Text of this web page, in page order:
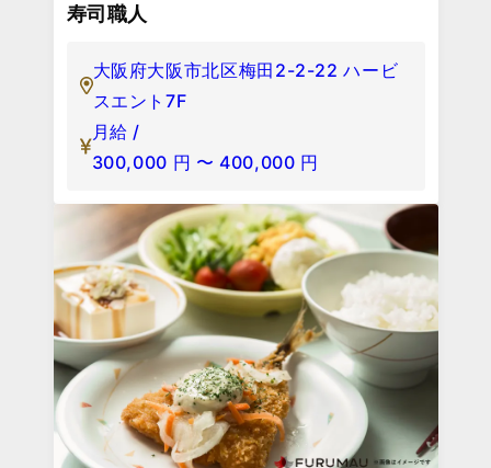
寿司職人
大阪府大阪市北区梅田2-2-22 ハービ
スエント7F
月給 /
300,000 円 〜 400,000 円